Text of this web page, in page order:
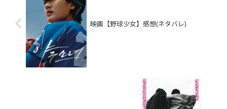
映画【野球少女】感想(ネタバレ)